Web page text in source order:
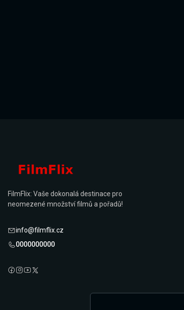
FilmFlix: Vaše dokonalá destinace pro
neomezené množství filmů a pořadů!
info@filmflix.cz
0000000000